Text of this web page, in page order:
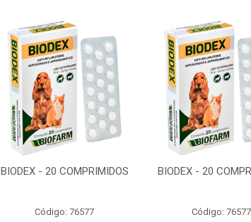
BIODEX - 20 COMPRIMIDOS
Código: 76577
BIODEX - 20
Código: 76577